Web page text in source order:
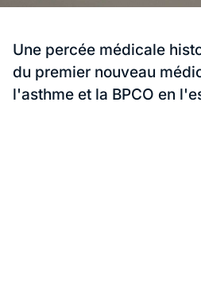
Une percée médicale
du premier nouveau
l'asthme et la BPCO en